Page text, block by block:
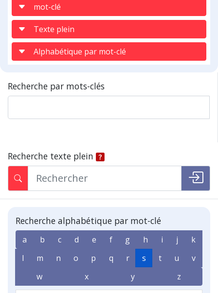
mot-clé
Texte plein
Alphabétique par mot-clé
Recherche par mots-clés
Recherche texte plein
Recherche alphabétique par mot-clé
a b c d e f g h i j
k
l
m n o p q r s t u
v
w
x y z